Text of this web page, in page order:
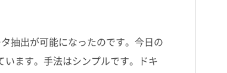
抽出が可能になったのです。今日の
ます。手法はシンプルです。ドキ